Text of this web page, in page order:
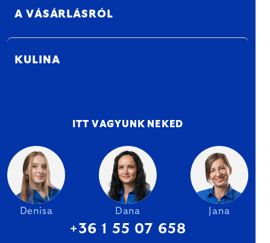
A VÁSÁRLÁSRÓL
KULINA
ITT VAGYUNK NEKED
Denisa Dana Jana
+36 1 55 07 658